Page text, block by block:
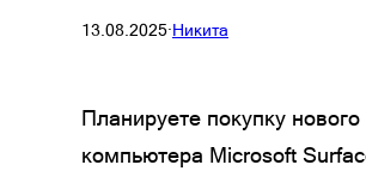
13.08.2025·Никита
Планируете покупку нового
компьютера Microsoft